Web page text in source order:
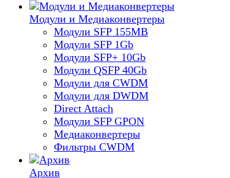
Модули и Медиаконвертеры
Модули SFP 155MB
Модули SFP 1Gb
Модули SFP+ 10Gb
Модули QSFP 40Gb
Модули для CWDM
Модули для DWDM
Direct Attach
Модули SFP GPON
Медиаконвертеры
Фильтры CWDM
Архив